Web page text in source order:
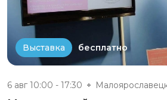
Выставка бесплатно
6 авг 10:00 - 17:30